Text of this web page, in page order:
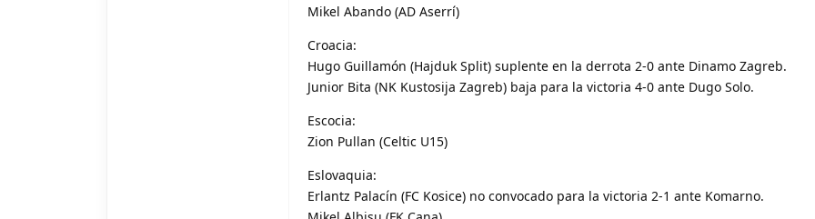
Mikel Abando (AD Aserrí)
Croacia:
Hugo Guillamón (Hajduk Split) suplente en la derrota 2-0 ante Dinamo Zagreb.
Junior Bita (NK Kustosija Zagreb) baja para la victoria 4-0 ante Dugo Solo.
Escocia:
Zion Pullan (Celtic U15)
Eslovaquia:
Erlantz Palacín (FC Kosice) no convocado para la victoria 2-1 ante Komarno.